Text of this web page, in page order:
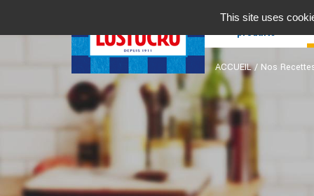
Nos
produits
ACCUEIL/ Nos
This site uses